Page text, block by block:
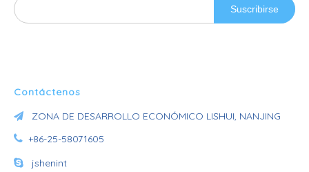
Suscribirse
Contáctenos
 ZONA DE DESARROLLO ECONÓMICO LISHUI, NANJING
 +86-25-58071605
 jshenint